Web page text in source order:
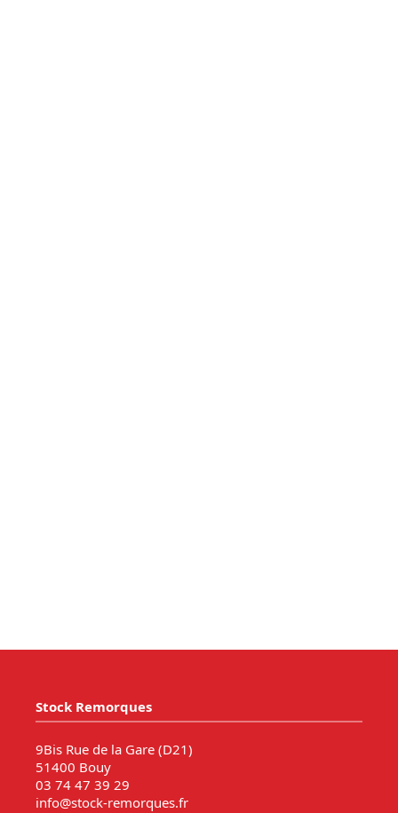
Stock Remorques
9Bis Rue de la Gare (D21)
51400 Bouy
03 74 47 39 29
info@stock-remorques.fr